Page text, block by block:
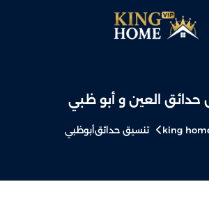
حدائق العين و أبو ظبي​​
king تنسيق حدائقأبوظبي